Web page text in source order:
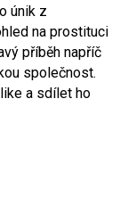
únik z
na prostituci
příběh napříč
společnost.
a sdílet ho